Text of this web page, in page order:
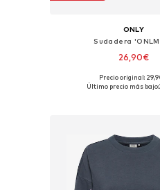
ONLY
Sudadera
26,90€
Tallas disponibles:
Precio original:
Último precio más bajo: